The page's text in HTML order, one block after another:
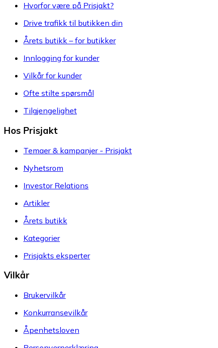
Hvorfor være på Prisjakt?
Drive trafikk til butikken din
Årets butikk – for butikker
Innlogging for kunder
Vilkår for kunder
Ofte stilte spørsmål
Tilgjengelighet
Hos Prisjakt
Temaer & kampanjer - Prisjakt
Nyhetsrom
Investor Relations
Artikler
Årets butikk
Kategorier
Prisjakts eksperter
Vilkår
Brukervilkår
Konkurransevilkår
Åpenhetsloven